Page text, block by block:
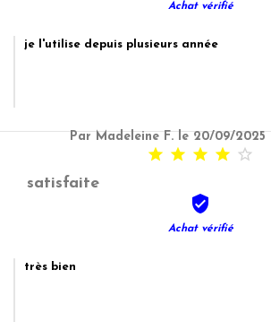
Achat vérifié
je l'utilise depuis plusieurs année
Par Madeleine F. le 20/09/2025
    
satisfaite

Achat vérifié
très bien